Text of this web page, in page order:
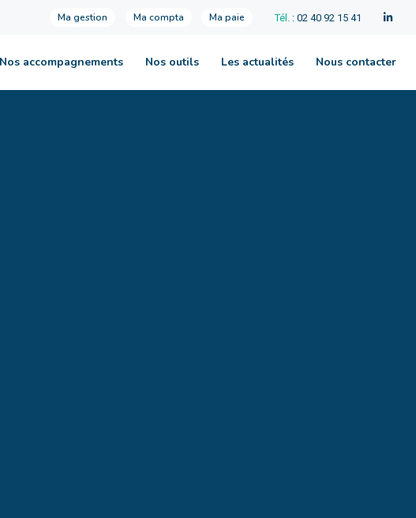
Ma gestion Ma compta Ma paie Tél. : 02 40 92 15 41
Nos accompagnements Nos outils Les actualités Nous contacter